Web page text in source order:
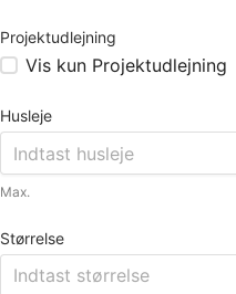
Projektudlejning
Vis kun Projektudlejning
Husleje
Max.
Størrelse